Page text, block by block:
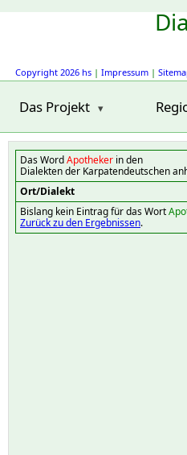
Copyright 2026 hs | Impressum |
Das Projekt
Das WordApotheker in den
Dialekten der Karpatendeutschen
Ort/Dialekt
Bislang kein Eintrag für das Wort
Zurück zu den Ergebnissen.